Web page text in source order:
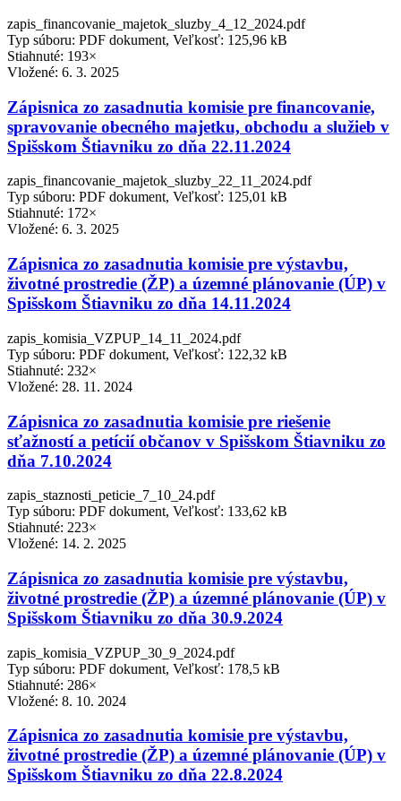
zapis_financovanie_majetok_sluzby_4_12_2024.pdf
Typ súboru: PDF dokument, Veľkosť: 125,96 kB
Stiahnuté: 193×
Vložené: 6. 3. 2025
Zápisnica zo zasadnutia komisie pre financovanie,
spravovanie obecného majetku, obchodu a služieb v
Spišskom Štiavniku zo dňa 22.11.2024
zapis_financovanie_majetok_sluzby_22_11_2024.pdf
Typ súboru: PDF dokument, Veľkosť: 125,01 kB
Stiahnuté: 172×
Vložené: 6. 3. 2025
Zápisnica zo zasadnutia komisie pre výstavbu,
životné prostredie (ŽP) a územné plánovanie (ÚP) v
Spišskom Štiavniku zo dňa 14.11.2024
zapis_komisia_VZPUP_14_11_2024.pdf
Typ súboru: PDF dokument, Veľkosť: 122,32 kB
Stiahnuté: 232×
Vložené: 28. 11. 2024
Zápisnica zo zasadnutia komisie pre riešenie
sťažností a petícií občanov v Spišskom Štiavniku zo
dňa 7.10.2024
zapis_staznosti_peticie_7_10_24.pdf
Typ súboru: PDF dokument, Veľkosť: 133,62 kB
Stiahnuté: 223×
Vložené: 14. 2. 2025
Zápisnica zo zasadnutia komisie pre výstavbu,
životné prostredie (ŽP) a územné plánovanie (ÚP) v
Spišskom Štiavniku zo dňa 30.9.2024
zapis_komisia_VZPUP_30_9_2024.pdf
Typ súboru: PDF dokument, Veľkosť: 178,5 kB
Stiahnuté: 286×
Vložené: 8. 10. 2024
Zápisnica zo zasadnutia komisie pre výstavbu,
životné prostredie (ŽP) a územné plánovanie (ÚP) v
Spišskom Štiavniku zo dňa 22.8.2024